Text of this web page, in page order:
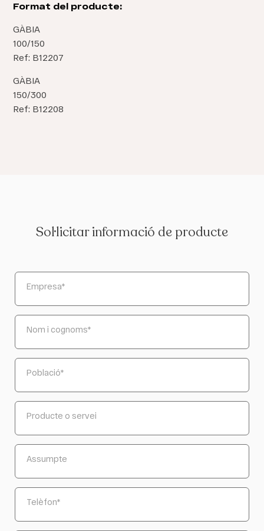
Format del producte:
GÀBIA
100/150
Ref: B12207
GÀBIA
150/300
Ref: B12208
Sol·licitar informació de producte
Empresa*
Nom i cognoms*
Població*
Producte o servei
Assumpte
Telèfon*